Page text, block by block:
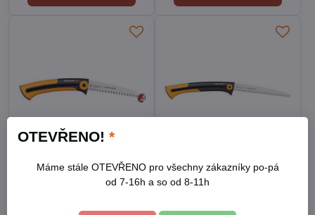
Pilka zahradní Xtract™
Pilka zahradní Xtract™
velká SW75
OTEVŘENO! *
Máme stále OTEVŘENO pro všechny zákazníky po-pá
od 7-16h a so od 8-11h